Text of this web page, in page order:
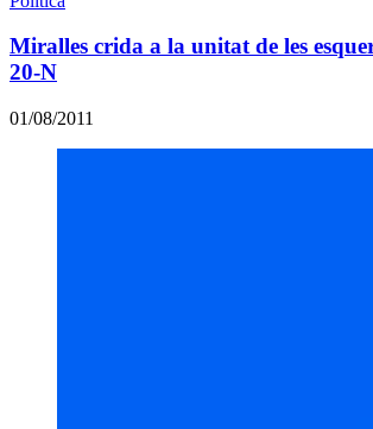
Miralles crida a la unitat de les
20-N
01/08/2011